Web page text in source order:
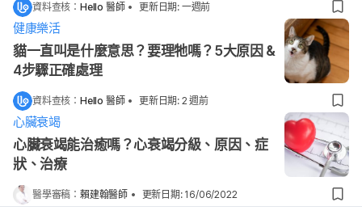
資料查核： Hello 醫師 • 更新日期: 一週前
健康樂活
貓一直叫是什麼意思？要理牠嗎？5大原因 &
4步驟正確處理
資料查核： Hello 醫師 • 更新日期: 2 週前
心臟衰竭
心臟衰竭能治癒嗎？心衰竭分級、原因、症
狀、治療
醫學審稿： 賴建翰醫師 • 更新日期: 16/06/2022